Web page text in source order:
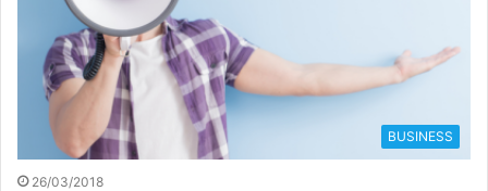
BUSINESS
26/03/2018